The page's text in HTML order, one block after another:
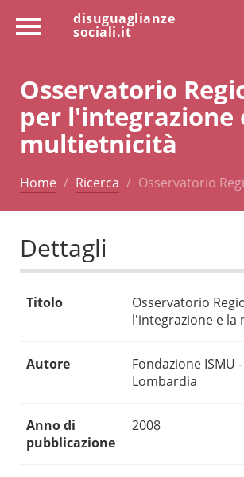
disuguaglianze
sociali.it
Osservatorio
per l'integrazione
multietnicità
Home Ricerca Osservatorio
Dettagli
Titolo
Osservatorio
l'integrazione e la
Autore
Fondazione ISMU
Lombardia
Anno di
pubblicazione
2008